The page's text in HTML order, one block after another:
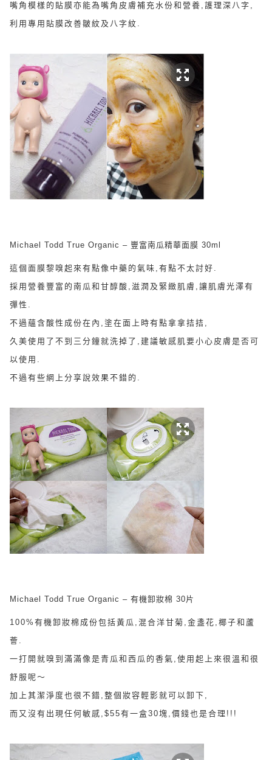
嘴角模樣的貼膜亦能為嘴角皮膚補充水份和營養,護理深八字,
利用專用貼膜改善皺紋及八字紋.
Michael Todd True Organic – 豐富南瓜精華面膜 30ml
這個面膜黎嗅起來有點像中藥的氣味,有點不太討好.
採用營養豐富的南瓜和甘醇酸,滋潤及緊緻肌膚,讓肌膚光澤有
彈性.
不過蘊含酸性成份在內,塗在面上時有點拿拿拮拮,
久美使用了不到三分鐘就洗掉了,建議敏感肌要小心皮膚是否可
以使用.
不過有些網上分享說效果不錯的.
Michael Todd True Organic – 有機卸妝棉 30片
100%有機卸妝棉成份包括黃瓜,混合洋甘菊,金盞花,椰子和蘆
薈.
一打開就嗅到滿滿像是青瓜和西瓜的香氣,使用起上來很溫和很
舒服呢～
加上其潔淨度也很不錯,整個妝容輕影就可以卸下,
而又沒有出現任何敏感,$55有一盒30塊,價錢也是合理!!!